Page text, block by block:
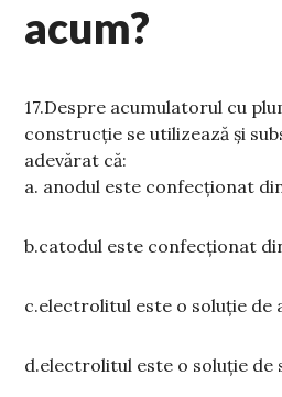
acum?
17.Despre acumulatorul cu
construcție se utilizează și
adevărat că:
a. anodul este confecționat
b.catodul este confecționat
c.electrolitul este o soluție de
d.electrolitul este o soluție de